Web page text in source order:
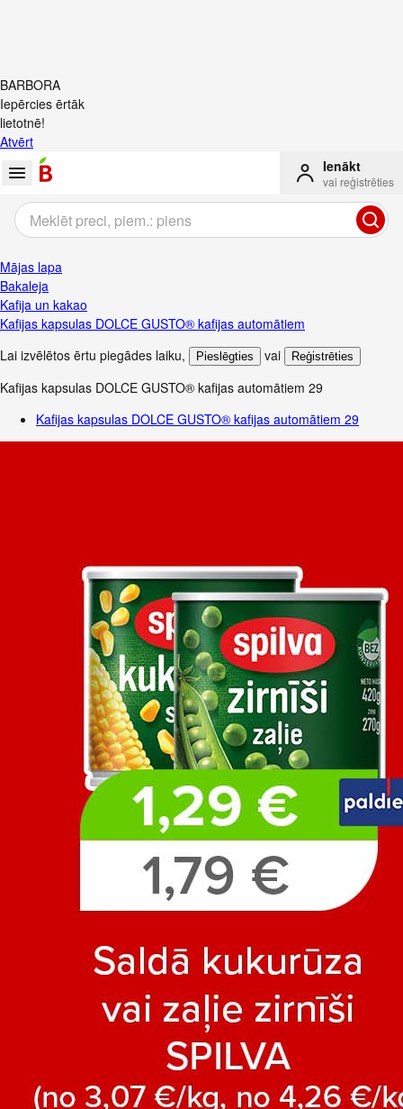
BARBORA
Iepērcies ērtāk
lietotnē!
Atvērt
Ienākt
vai reģistrēties
Mājas lapa
Bakaleja
Kafija un kakao
Kafijas kapsulas DOLCE GUSTO® kafijas automātiem
Lai izvēlētos ērtu piegādes laiku, Pieslēgties vai Reģistrēties
Kafijas kapsulas DOLCE GUSTO® kafijas automātiem 29
Kafijas kapsulas DOLCE GUSTO® kafijas automātiem 29